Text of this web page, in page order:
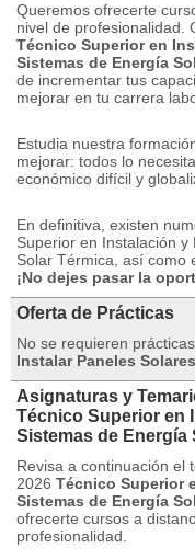
Queremos ofrecerte
nivel de profesionalidad.
Técnico Superior en
Sistemas de Energía
de incrementar tus
mejorar en tu carrera
Estudia nuestra
mejorar: todos lo
económico difícil y
En definitiva, existen
Superior en Instalación
Solar Térmica, así como
¡No dejes pasar la
Oferta de Prácticas
No se requieren
Instalar Paneles
Asignaturas y
Técnico Superior en
Sistemas de Energía
Revisa a continuación el
2026 Técnico Superior
Sistemas de Energía
ofrecerte cursos a
profesionalidad.